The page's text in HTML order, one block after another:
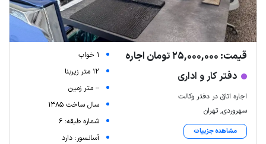
قیمت: 25,000,000 تومان اجاره
دفتر کار و اداری
اجاره اتاق در دفتر وکالت
سهروردی, تهران
مشاهده جزییات
1 خواب
12 متر زیربنا
-- متر زمین
سال ساخت 1385
شماره طبقه: 6
آسانسور: دارد